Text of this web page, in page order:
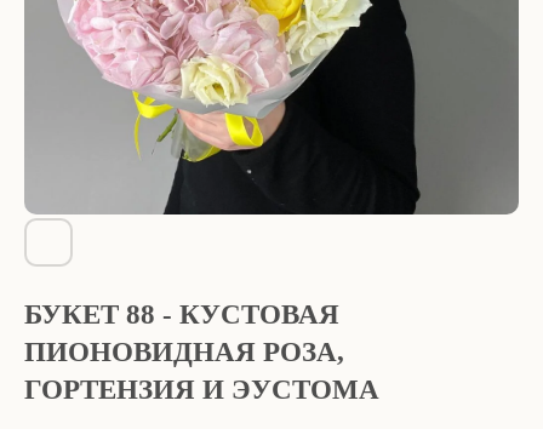
БУКЕТ 88 - КУСТОВАЯ
ПИОНОВИДНАЯ РОЗА,
ГОРТЕНЗИЯ И ЭУСТОМА